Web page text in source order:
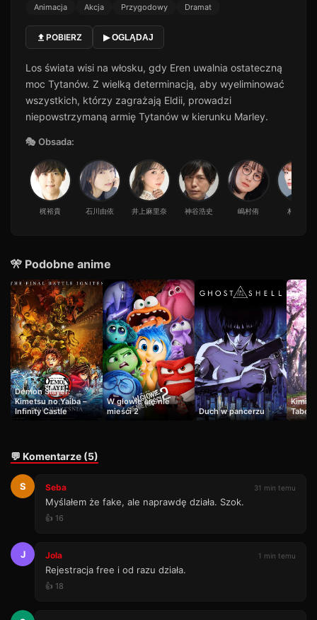
Animacja Akcja Przygodowy Dramat
POBIERZ ▶ OGLĄDAJ
Los świata wisi na włosku, gdy Eren uwalnia ostateczną
moc Tytanów. Z wielką determinacją, aby wyeliminować
wszystkich, którzy zagrażają Eldii, prowadzi
niepowstrzymaną armię Tytanów w kierunku Marley.
🎭 Obsada:
梶裕貴 石川由依 井上麻里奈 神谷浩史 嶋村侑 朴璐美
🎌 Podobne anime
Demon Slayer:
Kimetsu no Yaiba –
Infinity Castle
W głowie się nie
mieści 2
Duch w pancerzu
Kimi
💬 Komentarze (5)
S Seba 31 min temu
Myślałem że fake, ale naprawdę działa. Szok.
👍 16
J Jola 1 min temu
Rejestracja free i od razu działa.
👍 18